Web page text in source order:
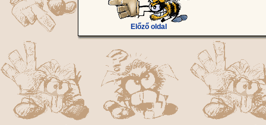
Előző oldal